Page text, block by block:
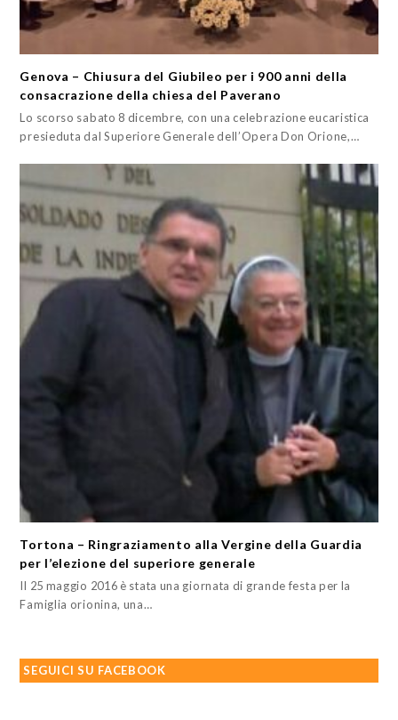
Genova – Chiusura del Giubileo per i 900 anni della
consacrazione della chiesa del Paverano
Lo scorso sabato 8 dicembre, con una celebrazione eucaristica
presieduta dal Superiore Generale dell’Opera Don Orione,…
Tortona – Ringraziamento alla Vergine della Guardia
per l’elezione del superiore generale
Il 25 maggio 2016 è stata una giornata di grande festa per la
Famiglia orionina, una…
SEGUICI SU FACEBOOK